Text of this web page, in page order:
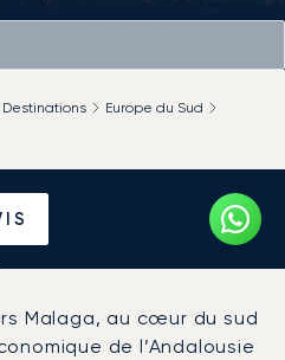
Destinations
Europe du Sud
Privé depuis et
Malaga, au cœur du sud
de l’Andalousie